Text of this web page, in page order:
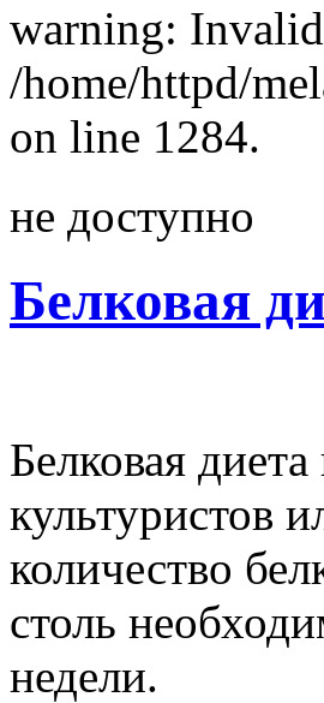
warning:
/home/httpd/
on line 1284.
не доступно
Белковая
Белковая
культуристов
количество
столь
недели.